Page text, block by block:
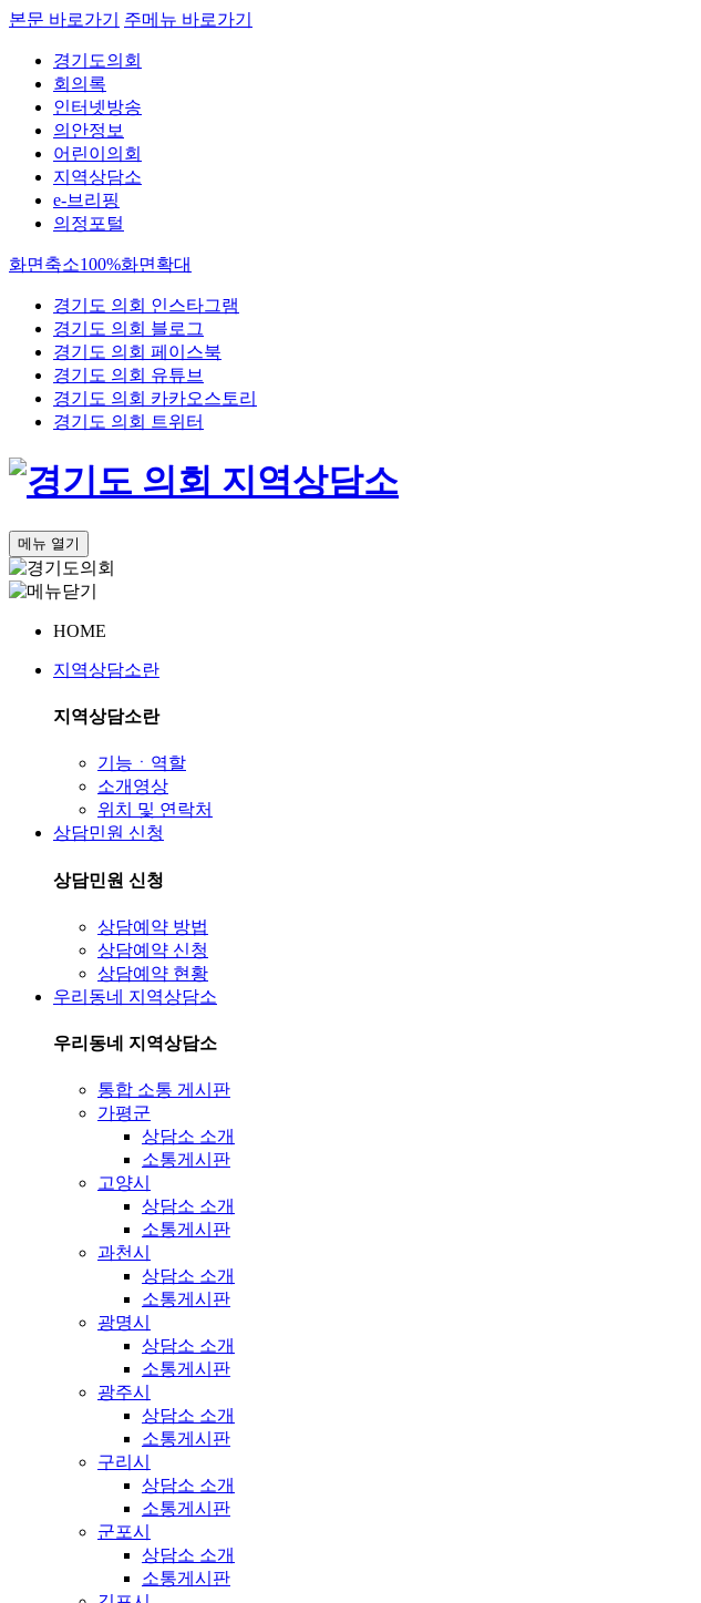
본문 바로가기 주메뉴 바로가기
경기도의회
회의록
인터넷방송
의안정보
어린이의회
지역상담소
e-브리핑
의정포털
화면축소100%화면확대
경기도 의회 인스타그램
경기도 의회 블로그
경기도 의회 페이스북
경기도 의회 유튜브
경기도 의회 카카오스토리
경기도 의회 트위터
메뉴 열기
HOME
지역상담소란
지역상담소란
기능ㆍ역할
소개영상
위치 및 연락처
상담민원 신청
상담민원 신청
상담예약 방법
상담예약 신청
상담예약 현황
우리동네 지역상담소
우리동네 지역상담소
통합 소통 게시판
가평군
상담소 소개
소통게시판
고양시
상담소 소개
소통게시판
과천시
상담소 소개
소통게시판
광명시
상담소 소개
소통게시판
광주시
상담소 소개
소통게시판
구리시
상담소 소개
소통게시판
군포시
상담소 소개
소통게시판